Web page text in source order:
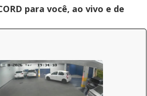
para você, ao vivo e de